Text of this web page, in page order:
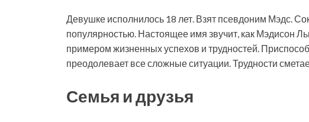
Девушке исполнилось 18 лет. Взят псевдоним Мэдс.
популярностью. Настоящее имя звучит, как Мэдисон
примером жизненных успехов и трудностей.
преодолевает все сложные ситуации. Трудности
Семья и друзья